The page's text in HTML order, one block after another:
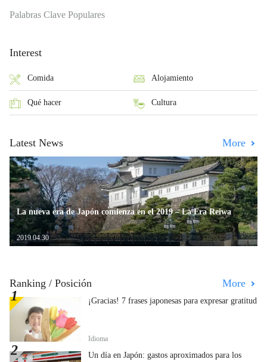
Palabras Clave Populares
Interest
Comida Alojamiento
Qué hacer Cultura
Latest News More
La nueva era de Japón comienza en el 2019 – La Era Reiwa
2019.04.30
Ranking / Posición More
¡Gracias! 7 frases japonesas para expresar gratitud
Idioma
Un día en Japón: gastos aproximados para los